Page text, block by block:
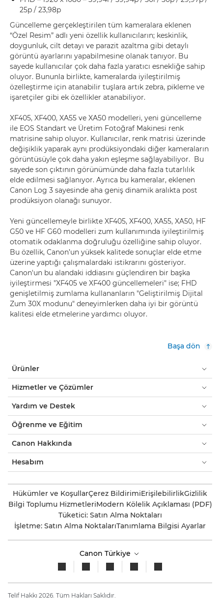
25p / 23,98p
Güncelleme gerçekleştirilen tüm kameralara eklenen
“Özel Resim” adlı yeni özellik kullanıcıların; keskinlik,
doygunluk, cilt detayı ve parazit azaltma gibi detaylı
görüntü ayarlarını yapabilmesine olanak tanıyor. Bu
sayede kullanıcılar çok daha fazla yaratıcı esnekliğe sahip
oluyor. Bununla birlikte, kameralarda iyileştirilmiş
özelleştirme için atanabilir tuşlara artık zebra, pikleme ve
işaretçiler gibi ek özellikler atanabiliyor.
XF405, XF400, XA55 ve XA50 modelleri, yeni güncelleme
ile EOS Standart ve Üretim Fotoğraf Makinesi renk
matrisine sahip oluyor. Kullanıcılar, renk matrisi üzerinde
değişiklik yaparak aynı prodüksiyondaki diğer kameraların
görüntüsüyle çok daha yakın eşleşme sağlayabiliyor. Bu
sayede son çıktının görünümünde daha fazla tutarlılık
elde edilmesi sağlanıyor. Ayrıca bu kameralar, eklenen
Canon Log 3 sayesinde aha geniş dinamik aralıkta post
prodüksiyon olanağı sunuyor.
Yeni güncellemeyle birlikte XF405, XF400, XA55, XA50, HF
G50 ve HF G60 modelleri zum kullanımında iyileştirilmiş
otomatik odaklanma doğruluğu özelliğine sahip oluyor.
Bu özellik, Canon’un yüksek kalitede sonuçlar elde etme
üzerine yaptığı çalışmalardaki istikrarını gösteriyor.
Canon'un bu alandaki iddiasını güçlendiren bir başka
iyileştirmesi "XF405 ve XF400 güncellemeleri" ise; FHD
genişletilmiş zumlama kullananların "Geliştirilmiş Dijital
Zum 30X modunu" deneyimlerken daha iyi bir görüntü
kalitesi elde etmelerine yardımcı oluyor.
Başa dön
Ürünler
Hizmetler ve Çözümler
Yardım ve Destek
Öğrenme ve Eğitim
Canon Hakkında
Hesabım
Hükümler ve KoşullarÇerez BildirimiErişilebilirlikGizlilik
Bilgi Toplumu HizmetleriModern Kölelik Açıklaması (PDF)
Tüketici: Satın Alma Noktaları
İşletme: Satın Alma NoktalarıTanımlama Bilgisi Ayarlar
Canon Türkiye
Telif Hakkı 2026. Tüm Hakları Saklıdır.